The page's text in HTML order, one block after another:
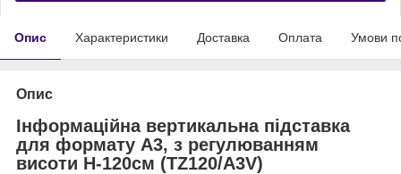
Опис Характеристики Доставка Оплата Умови
Опис
Інформаційна вертикальна підставка
для формату А3, з регулюванням
висоти Н-120см (TZ120/A3V)